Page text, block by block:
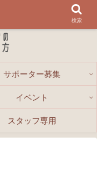
サポーター募集
イベント
スタッフ専用
検索